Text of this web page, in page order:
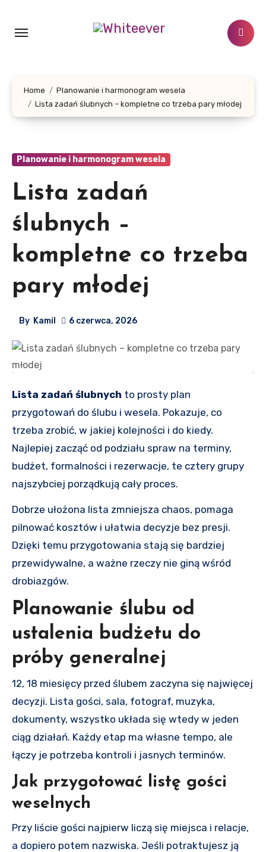
content
Home
Planowanie i harmonogram wesela
Lista zadań ślubnych – kompletne co trzeba pary młodej
Planowanie i harmonogram wesela
Lista zadań
ślubnych –
kompletne co trzeba
pary młodej
By Kamil 6 czerwca, 2026
Lista zadań ślubnych to prosty plan
przygotowań do ślubu i wesela. Pokazuje, co
trzeba zrobić, w jakiej kolejności i do kiedy.
Najlepiej zacząć od podziału spraw na terminy,
budżet, formalności i rezerwacje, te cztery grupy
najszybciej porządkują cały proces.
Dobrze ułożona lista zmniejsza chaos, pomaga
pilnować kosztów i ułatwia decyzje bez presji.
Dzięki temu przygotowania stają się bardziej
przewidywalne, a ważne rzeczy nie giną wśród
drobiazgów.
Planowanie ślubu od
ustalenia budżetu do
próby generalnej
12, 18 miesięcy przed ślubem zaczyna się najwięcej
decyzji. Lista gości, sala, fotograf, muzyka,
dokumenty, wszystko układa się wtedy w jeden
ciąg działań. Każdy etap ma własne tempo, ale
łączy je potrzeba kontroli i jasnych terminów.
Jak przygotować listę gości
weselnych
Przy liście gości najpierw liczą się miejsca i relacje,
a dopiero potem nazwiska. Jeśli potraktujesz ją